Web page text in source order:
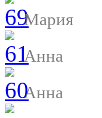
Мария
Анна
Анна